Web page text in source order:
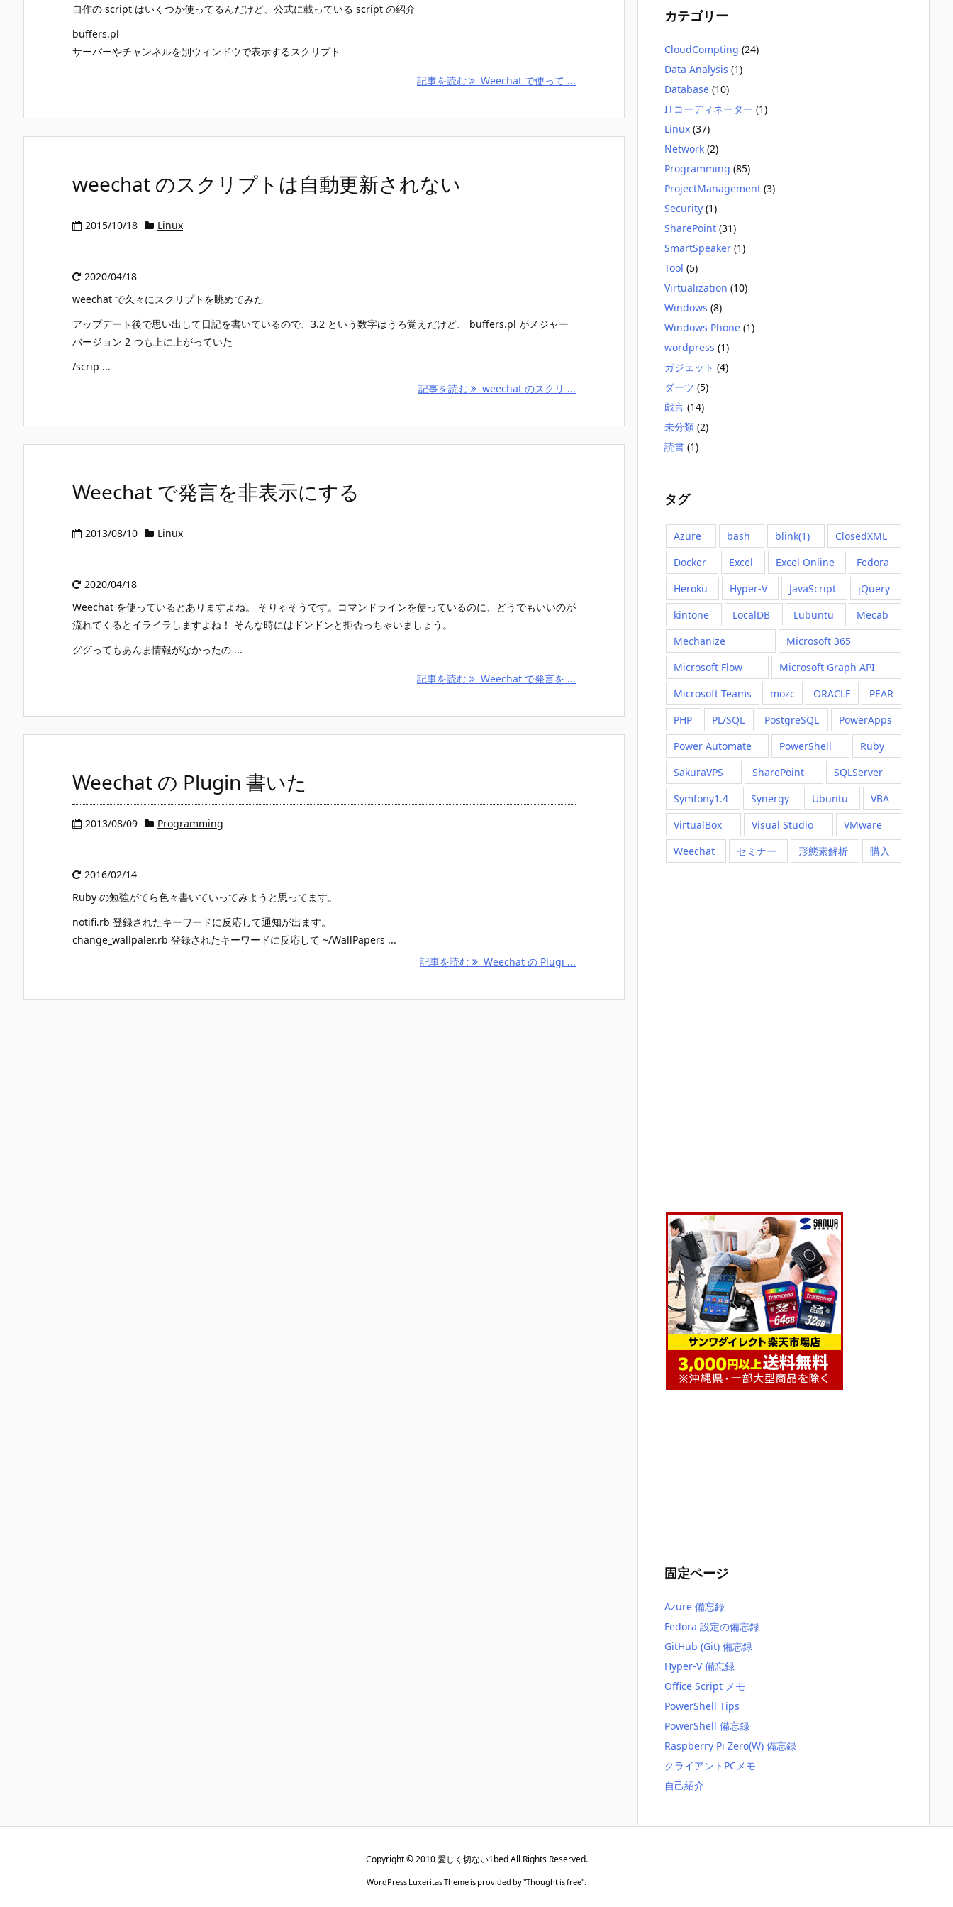
自作の script はいくつか使ってるんだけど、公式に載っている script の紹介
buffers.pl
サーバーやチャンネルを別ウィンドウで表示するスクリプト
記事を読む Weechat で使って ...
weechat のスクリプトは自動更新されない
2015/10/18 Linux
2020/04/18
weechat で久々にスクリプトを眺めてみた
アップデート後で思い出して日記を書いているので、3.2 という数字はうろ覚えだけど、 buffers.pl がメジャー
バージョン 2 つも上に上がっていた
/scrip ...
記事を読む
weechat のスクリ ...
Weechat で発言を非表示にする
2013/08/10 Linux
2020/04/18
Weechat を使っているとありますよね。 そりゃそうです。コマンドラインを使っているのに、どうでもいいのが
流れてくるとイライラしますよね！ そんな時にはドンドンと拒否っちゃいましょう。
ググってもあんま情報がなかったの ...
記事を読む Weechat で発言を ...
Weechat の Plugin 書いた
2013/08/09 Programming
2016/02/14
Ruby の勉強がてら色々書いていってみようと思ってます。
notifi.rb 登録されたキーワードに反応して通知が出ます。
change_wallpaler.rb 登録されたキーワードに反応して ~/WallPapers ...
記事を読む
Weechat の Plugi ...
カテゴリー
CloudCompting (24)
Data Analysis (1)
Database (10)
ITコーディネーター (1)
Linux (37)
Network (2)
Programming (85)
ProjectManagement (3)
Security (1)
SharePoint (31)
SmartSpeaker (1)
Tool (5)
Virtualization (10)
Windows (8)
Windows Phone (1)
wordpress (1)
ガジェット (4)
ダーツ (5)
戯言 (14)
未分類 (2)
読書 (1)
タグ
Azure bash blink(1)
ClosedXML
Docker
Excel Excel Online
Fedora
Heroku
Hyper-V JavaScript
jQuery
kintone
LocalDB Lubuntu
Mecab
Mechanize
Microsoft 365
Microsoft Flow
Microsoft Graph API
Microsoft Teams
mozc ORACLE
PEAR
PHP
PL/SQL PostgreSQL
PowerApps
Power Automate
PowerShell
Ruby
SakuraVPS
SharePoint
SQLServer
Symfony1.4
Synergy Ubuntu
VBA
VirtualBox
Visual Studio
VMware
Weechat
セミナー 形態素解析 購入
固定ページ
Azure 備忘録
Fedora 設定の備忘録
GitHub (Git) 備忘録
Hyper-V 備忘録
Office Script メモ
PowerShell Tips
PowerShell 備忘録
Raspberry Pi Zero(W) 備忘録
クライアントPCメモ
自己紹介
Copyright ©2010 愛しく切ない1bedAll Rights Reserved.
WordPress Luxeritas Theme is provided by "Thought is free".